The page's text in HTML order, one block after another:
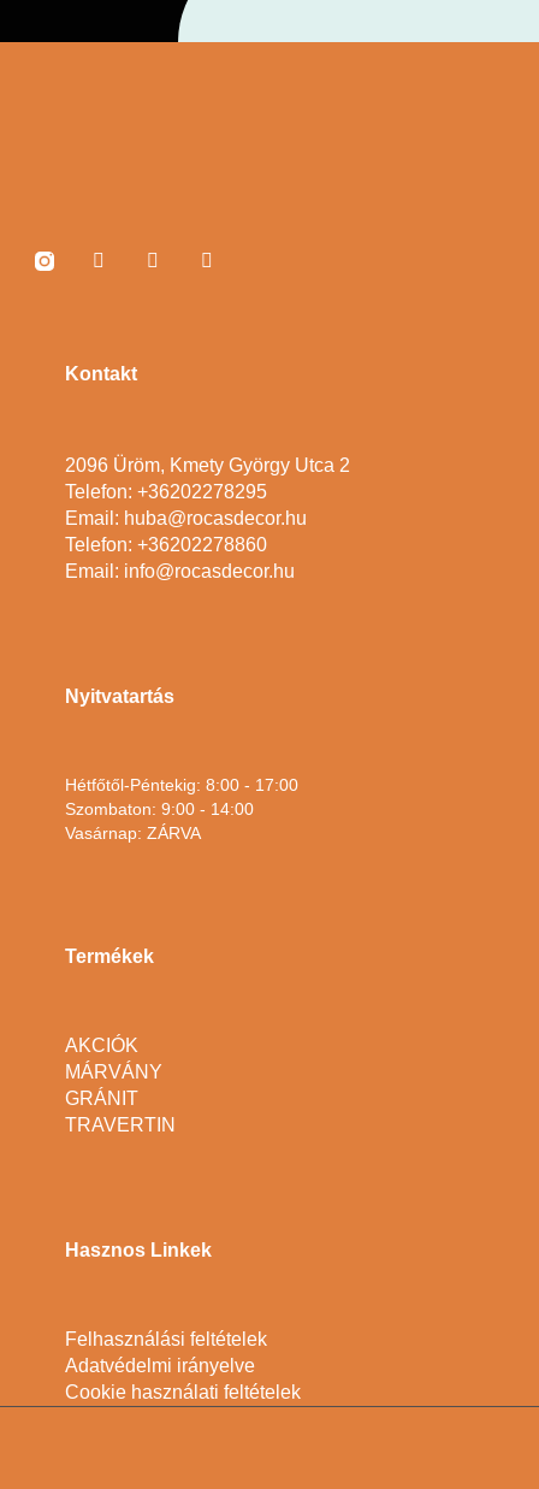
Kontakt
2096 Üröm, Kmety György Utca 2
Telefon: +36202278295
Email: huba@rocasdecor.hu
Telefon: +36202278860
Email: info@rocasdecor.hu
Nyitvatartás
Hétfőtől-Péntekig: 8:00 - 17:00
Szombaton: 9:00 - 14:00
Vasárnap: ZÁRVA
Termékek
AKCIÓK
MÁRVÁNY
GRÁNIT
TRAVERTIN
Hasznos Linkek
Felhasználási feltételek
Adatvédelmi irányelve
Cookie használati feltételek